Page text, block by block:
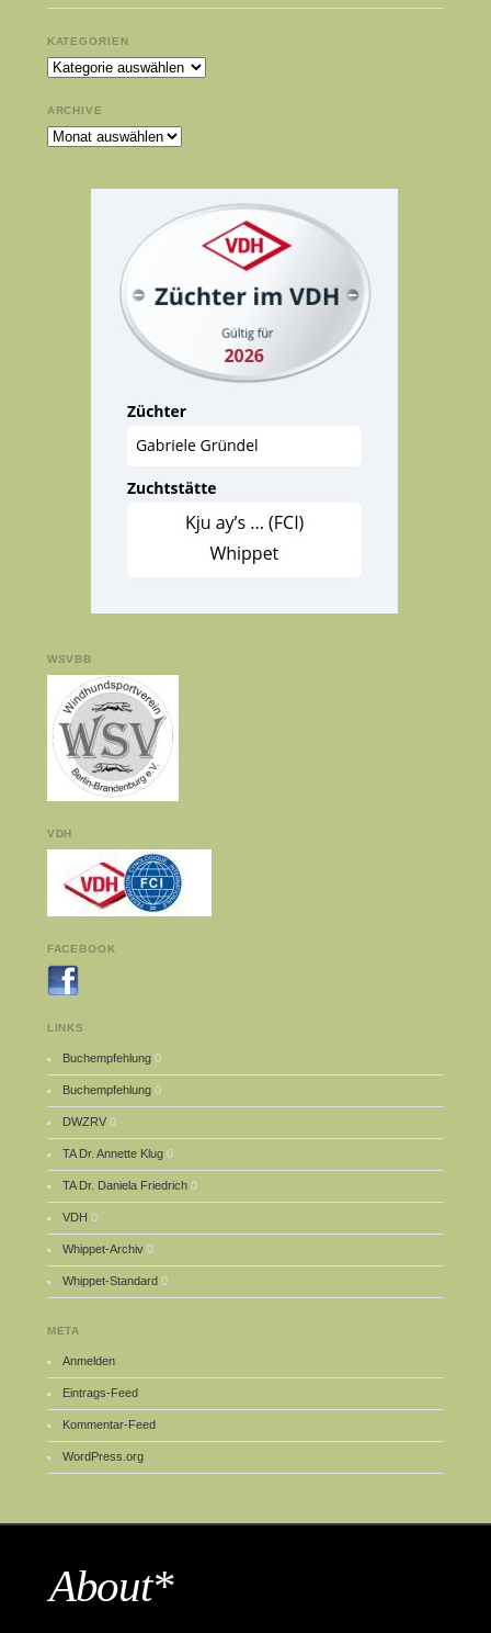
KATEGORIEN
Kategorien
ARCHIVE
Archive
WSVBB
VDH
FACEBOOK
LINKS
Buchempfehlung 0
Buchempfehlung 0
DWZRV 0
TA Dr. Annette Klug 0
TA Dr. Daniela Friedrich 0
VDH 0
Whippet-Archiv 0
Whippet-Standard 0
META
Anmelden
Eintrags-Feed
Kommentar-Feed
WordPress.org
About*